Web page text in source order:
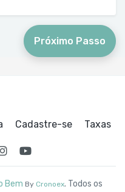
Próximo Passo
Cadastre-se Taxas
Bem By Cronoex. Todos os